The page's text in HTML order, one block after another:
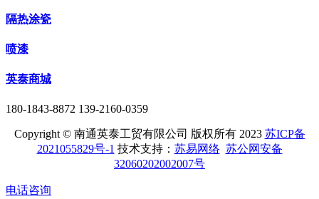
隔热涂瓷
喷漆
英泰商城
180-1843-8872 139-2160-0359
Copyright © 南通英泰工贸有限公司 版权所有 2023 苏ICP备
2021055829号-1 技术支持： 苏易网络 苏公网安备
32060202002007号
电话咨询